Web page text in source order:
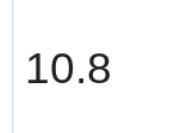
10.8